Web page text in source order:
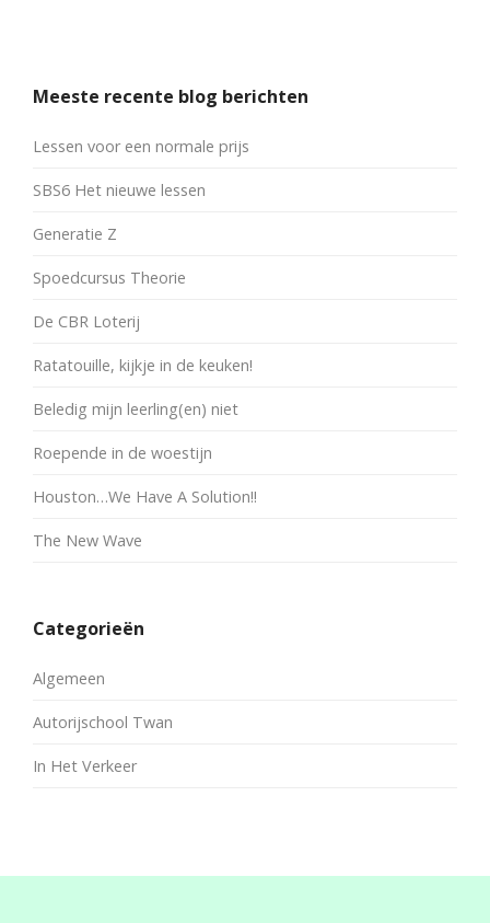
Meeste recente blog berichten
Lessen voor een normale prijs
SBS6 Het nieuwe lessen
Generatie Z
Spoedcursus Theorie
De CBR Loterij
Ratatouille, kijkje in de keuken!
Beledig mijn leerling(en) niet
Roepende in de woestijn
Houston…We Have A Solution!!
The New Wave
Categorieën
Algemeen
Autorijschool Twan
In Het Verkeer